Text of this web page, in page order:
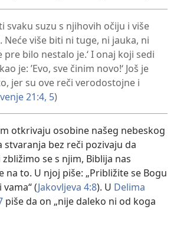
svaku suzu s njihovih očiju i više
Neće više biti ni tuge, ni jauka, ni
pre bilo nestalo je.‘ I onaj koji sedi
je: ’Evo, sve činim novo!‘ Još je
jer su ove reči verodostojne i
21:4, 5)
otkrivaju osobine našeg nebeskog
stvaranja bez reči pozivaju da
se s njim, Biblija nas
na to. U njoj piše: „Približite se Bogu
(Jakovljeva 4:8). U Delima
piše da on „nije daleko ni od koga